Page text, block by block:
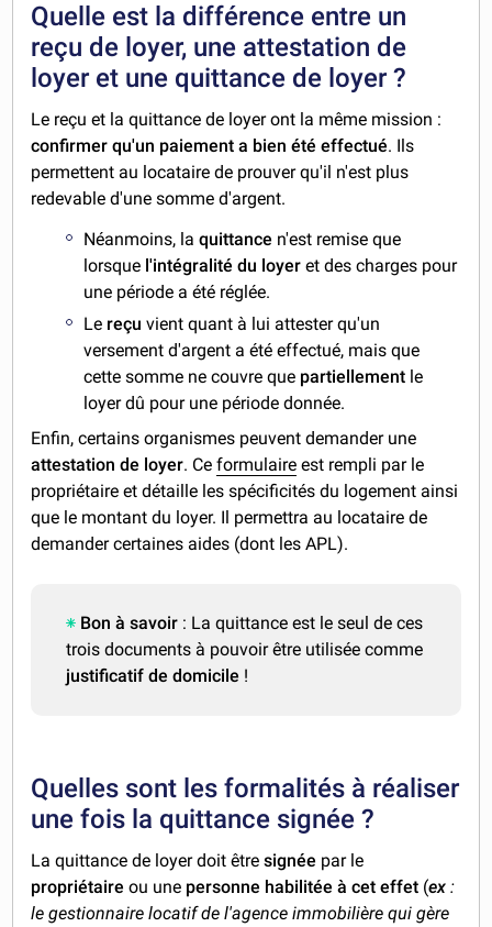
Quelle est la différence entre un
reçu de loyer, une attestation de
loyer et une quittance de loyer ?
Le reçu et la quittance de loyer ont la même mission :
confirmer qu'un paiement a bien été effectué. Ils
permettent au locataire de prouver qu'il n'est plus
redevable d'une somme d'argent.
Néanmoins, laquittance n'est remise que
lorsque l'intégralité du loyer et des charges pour
une période a été réglée.
Le reçu vient quant à lui attester qu'un
versement d'argent a été effectué, mais que
cette somme ne couvre que partiellement le
loyer dû pour une période donnée.
Enfin, certains organismes peuvent demander une
attestation de loyer. Ceformulaire est rempli par le
propriétaire et détaille les spécificités du logement ainsi
que le montant du loyer. Il permettra au locataire de
demander certaines aides (dont les APL).
Bon à savoir : La quittance est le seul de ces
trois documents à pouvoir être utilisée comme
justificatif de domicile !
Quelles sont les formalités à réaliser
une fois la quittance signée ?
La quittance de loyer doit êtresignée par le
propriétaire ou une personne habilitée à cet effet (ex:
le gestionnaire locatif de l'agence immobilière qui gère